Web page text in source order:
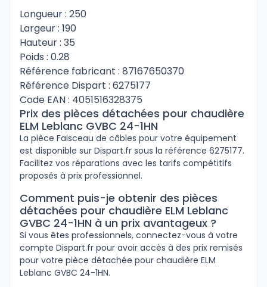
Longueur : 250
Largeur : 190
Hauteur : 35
Poids : 0.28
Référence fabricant : 87167650370
Référence Dispart : 6275177
Code EAN : 4051516328375
Prix des pièces détachées pour chaudière
ELM Leblanc GVBC 24-1HN
La pièce Faisceau de câbles pour votre équipement
est disponible sur Dispart.fr sous la référence 6275177.
Facilitez vos réparations avec les tarifs compétitifs
proposés à prix professionnel.
Comment puis-je obtenir des pièces
détachées pour chaudière ELM Leblanc
GVBC 24-1HN à un prix avantageux ?
Si vous êtes professionnels, connectez-vous à votre
compte Dispart.fr pour avoir accès à des prix remisés
pour votre pièce détachée pour chaudière ELM
Leblanc GVBC 24-1HN.